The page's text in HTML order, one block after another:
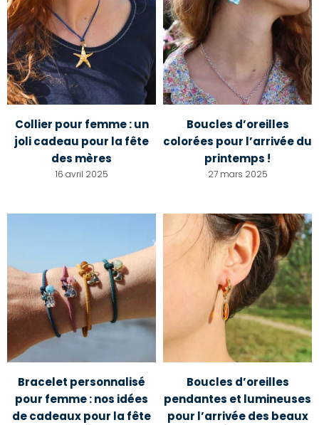
Collier pour femme : un
joli cadeau pour la fête
des mères
16 avril 2025
Boucles d’oreilles
colorées pour l’arrivée du
printemps !
27 mars 2025
Bracelet personnalisé
pour femme : nos idées
de cadeaux pour la fête
Boucles d’oreilles
pendantes et lumineuses
pour l’arrivée des beaux